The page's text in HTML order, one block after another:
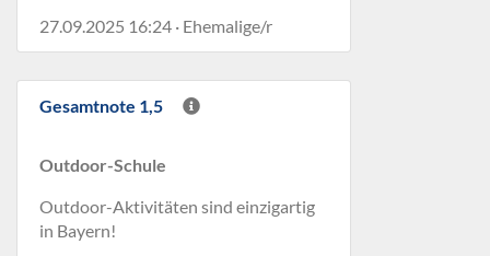
27.09.2025 16:24 · Ehemalige/r
Gesamtnote 1,5
Outdoor-Schule
Outdoor-Aktivitäten sind einzigartig
in Bayern!